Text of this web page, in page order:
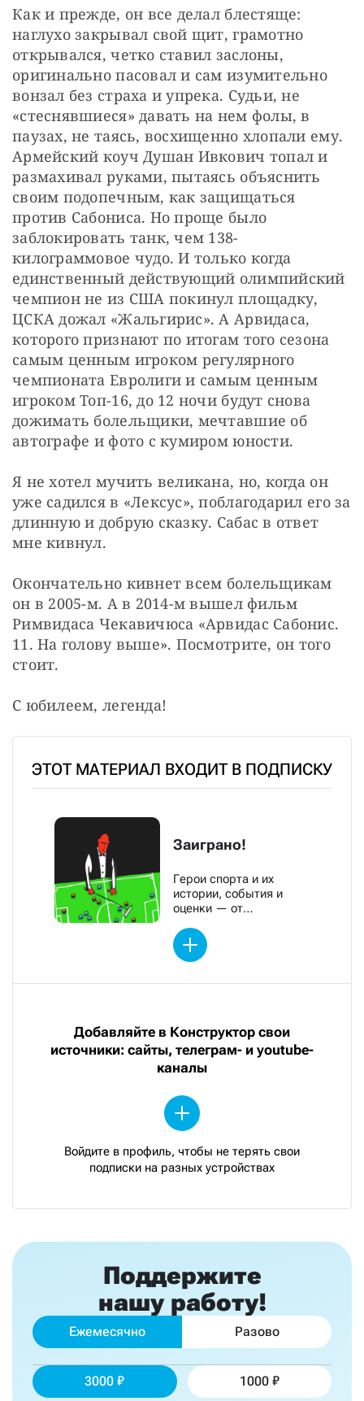
Как и прежде, он все делал блестяще:
наглухо закрывал свой щит, грамотно
открывался, четко ставил заслоны,
оригинально пасовал и сам изумительно
вонзал без страха и упрека. Судьи, не
«стеснявшиеся» давать на нем фолы, в
паузах, не таясь, восхищенно хлопали ему.
Армейский коуч Душан Ивкович топал и
размахивал руками, пытаясь объяснить
своим подопечным, как защищаться
против Сабониса. Но проще было
заблокировать танк, чем 138-
килограммовое чудо. И только когда
единственный действующий олимпийский
чемпион не из США покинул площадку,
ЦСКА дожал «Жальгирис». А Арвидаса,
которого признают по итогам того сезона
самым ценным игроком регулярного
чемпионата Евролиги и самым ценным
игроком Топ-16, до 12 ночи будут снова
дожимать болельщики, мечтавшие об
автографе и фото с кумиром юности.
Я не хотел мучить великана, но, когда он
уже садился в «Лексус», поблагодарил его за
длинную и добрую сказку. Сабас в ответ
мне кивнул.
Окончательно кивнет всем болельщикам
он в 2005-м. А в 2014-м вышел фильм
Римвидаса Чекавичюса «Арвидас Сабонис.
11. На голову выше». Посмотрите, он того
стоит.
С юбилеем, легенда!
ЭТОТ МАТЕРИАЛ ВХОДИТ В ПОДПИСКУ
Заиграно!
Герои спорта и их
истории, события и
оценки — от
Добавляйте в Конструктор свои
источники: сайты, телеграм- и youtube-
каналы
Войдите в профиль, чтобы не терять свои
подписки на разных устройствах
Поддержите
нашу работу!
Ежемесячно Разово
3000 1000